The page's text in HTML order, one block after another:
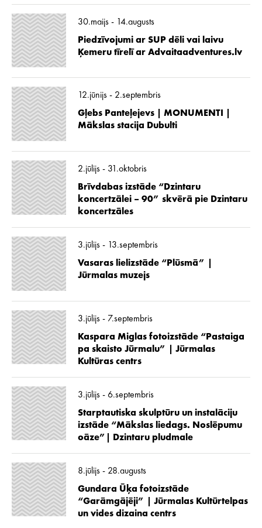
30.maijs - 14.augusts
Piedzīvojumi ar SUP dēli vai laivu
Ķemeru tīrelī ar Advaitaadventures.lv
12.jūnijs - 2.septembris
Gļebs Panteļejevs | MONUMENTI |
Mākslas stacija Dubulti
2.jūlijs - 31.oktobris
Brīvdabas izstāde “Dzintaru
koncertzālei – 90” skvērā pie Dzintaru
koncertzāles
3.jūlijs - 13.septembris
Vasaras lielizstāde “Plūsmā” |
Jūrmalas muzejs
3.jūlijs - 7.septembris
Kaspara Miglas fotoizstāde “Pastaiga
pa skaisto Jūrmalu” | Jūrmalas
Kultūras centrs
3.jūlijs - 6.septembris
Starptautiska skulptūru un instalāciju
izstāde “Mākslas liedags. Noslēpumu
oāze”| Dzintaru pludmale
8.jūlijs - 28.augusts
Gundara Ūķa fotoizstāde
“Garāmgājēji” | Jūrmalas Kultūrtelpas
un vides dizaina centrs